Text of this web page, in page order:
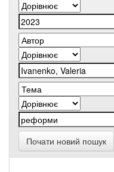
Почати новий пошук